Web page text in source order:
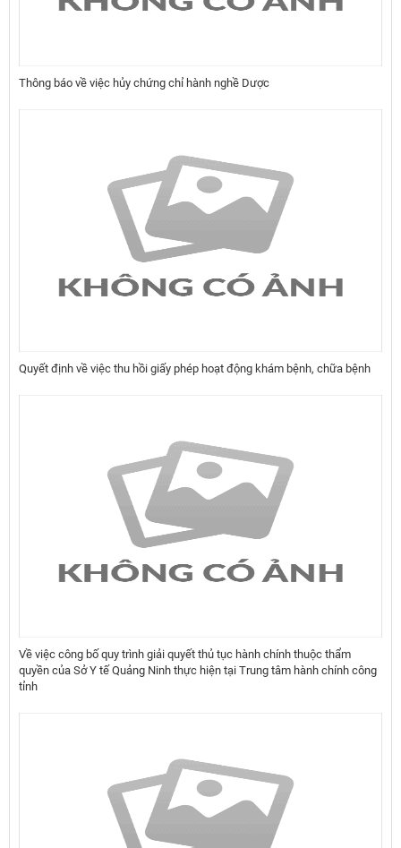
Thông báo về việc hủy chứng chỉ hành nghề Dược
Quyết định về việc thu hồi giấy phép hoạt động khám bệnh, chữa bệnh
Về việc công bố quy trình giải quyết thủ tục hành chính thuộc thẩm
quyền của Sở Y tế Quảng Ninh thực hiện tại Trung tâm hành chính công
tỉnh